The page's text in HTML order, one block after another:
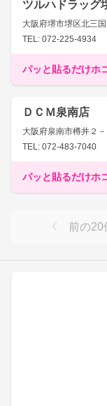
ツルハドラッグ
大阪府堺市堺区北三
TEL: 072-225-4934
パッと貼るだけホ
ＤＣＭ泉南店
大阪府泉南市樽井２
TEL: 072-483-7040
パッと貼るだけホ
前の20